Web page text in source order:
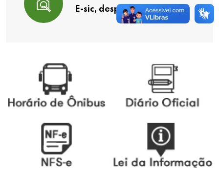
E-sic, despesas, receitas ...